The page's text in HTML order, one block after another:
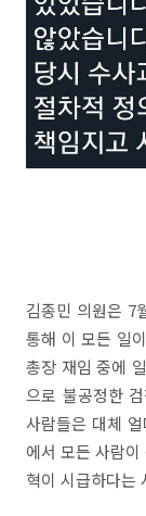
김종민 의원은 7
통해 이 모든 일
총장 재임 중에
으로 불공정한
사람들은 대체
에서 모든 사람
혁이 시급하다는